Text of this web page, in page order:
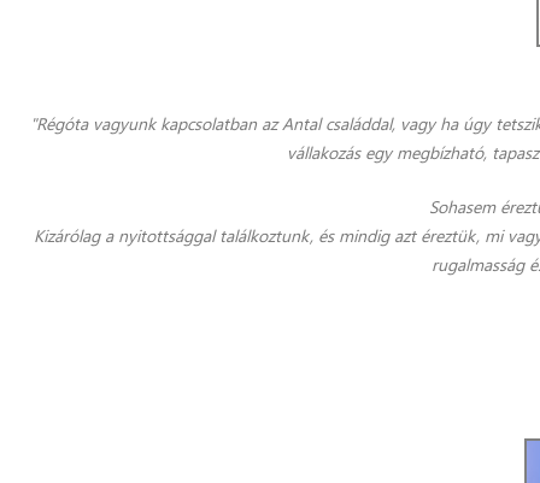
"Régóta vagyunk kapcsolatban az Antal családdal, vagy ha úgy
vállakozás egy megbízható,
Sohasem
Kizárólag a nyitottsággal találkoztunk, és mindig azt éreztük, mi
rugalmasság